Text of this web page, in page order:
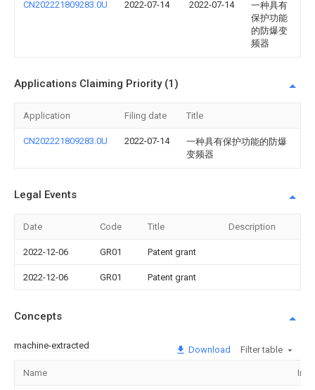
CN202221809283.0U 2022-07-14 2022-07-14
一种具有
保护功能
的防爆变
频器
Applications Claiming Priority (1)
Application Filing date Title
CN202221809283.0U 2022-07-14
一种具有保护功能的防爆
变频器
Legal Events
Date Code Title Description
2022-12-06 GR01 Patent grant
2022-12-06 GR01 Patent grant
Concepts
machine-extracted Download Filter table
Name